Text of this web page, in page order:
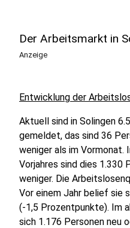
Der Arbeitsmarkt in
Anzeige
Entwicklung der
Aktuell sind in Solingen
gemeldet, das sind 36
weniger als im Vormonat.
Vorjahres sind dies 1.330
weniger. Die
Vor einem Jahr belief sie
(-1,5 Prozentpunkte). Im
sich 1.176 Personen neu